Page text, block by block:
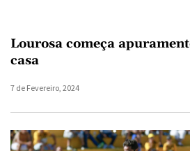
Lourosa começa
casa
7 de Fevereiro, 2024